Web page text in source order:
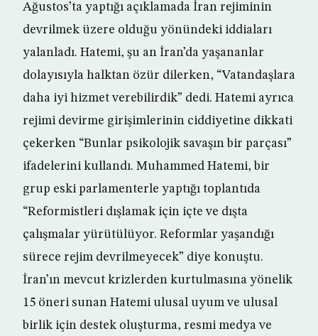
Ağustos’ta yaptığı açıklamada İran rejiminin
devrilmek üzere olduğu yönündeki iddiaları
yalanladı. Hatemi, şu an İran’da yaşananlar
dolayısıyla halktan özür dilerken, “Vatandaşlara
daha iyi hizmet verebilirdik” dedi. Hatemi ayrıca
rejimi devirme girişimlerinin ciddiyetine dikkati
çekerken “Bunlar psikolojik savaşın bir parçası”
ifadelerini kullandı. Muhammed Hatemi, bir
grup eski parlamenterle yaptığı toplantıda
“Reformistleri dışlamak için içte ve dışta
çalışmalar yürütülüyor. Reformlar yaşandığı
sürece rejim devrilmeyecek” diye konuştu.
İran’ın mevcut krizlerden kurtulmasına yönelik
15 öneri sunan Hatemi ulusal uyum ve ulusal
birlik için destek oluşturma, resmi medya ve